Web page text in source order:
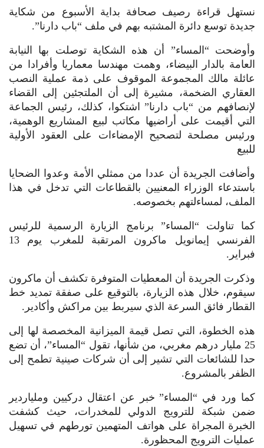
نستهل قراءة رصيف صحافة بداية الأسبوع من شكاية
جديدة توسع دائرة المشتبه بهم في ملف “باب دارنا”.
وأوضحت “المساء” أن هذه الشكاية توصلت بها النيابة
العامة بالدار البيضاء، وهمت مهندسا معماريا وأفرادا من
عائلة مالك المجموعة الموقوف على ذمة عملية النصب
العقاري الضخمة، مشيرة إلى أن الملتجئين إلى القضاء
لإنصافهم من “باب دارنا” اشتكوا، كذلك، رئيس الجماعة
التي أقيمت على أراضيها مكاتب لبيع المشاريع الوهمية،
ورئيس مصلحة لتصحيح الإمضاءات على العقود الأولية
للبيع
وأضافت الجريدة أن عددا من ممثلي الأمة وعدوا الضحايا
باستدعاء الوزراء المعنيين بالقطاعات التي تدخل في هذا
الملف، لمساءلتهم بخصوصه.
كما تناولت “المساء” برنامج الزيارة الرسمية للرئيس
الفرنسي إيمانويل ماكرون المرتقبة للمغرب يوم 13
فبراير.
وذكرت الجريدة أن المعطيات المتوفرة تكشف أن ماكرون
سيقوم، خلال هذه الزيارة، بالتوقيع على صفقة تمديد خط
القطار فائق السرعة الذي سيربط بين مراكش وأكادير.
هذه الخطوة، التي تصل قيمة الميزانية المخصصة لها إلى
25 مليار درهم مغربي، من شأنها، تقول “المساء”، أن تضع
حدا للشائعات التي تشير إلى أن شركات صينية تطمح إلى
الظفر بالمشروع.
كما ورد في “المساء” خبر عن اعتقال دركيين وملياردير
ضمن شبكة للترويج الدولي للمخدرات، حيث كشفت
الخبرة المجراة على هواتف المتهمين تورطهم في تسهيل
عمليات الترويج المحظورة.